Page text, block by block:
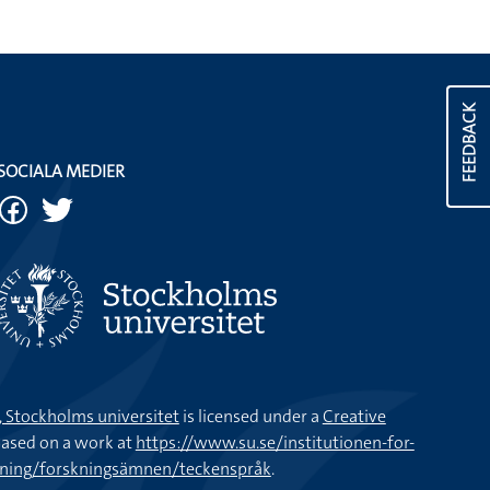
FEEDBACK
MEDIER
universitetis licensed under aCreative
on a work athttps://www.su.se/institutionen-for-
forskningsämnen/teckenspråk.